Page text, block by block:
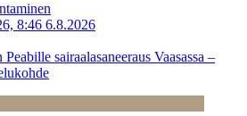
8:46 6.8.2026
sairaalasaneeraus Vaasassa –